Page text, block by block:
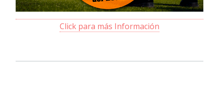
Click para más Información